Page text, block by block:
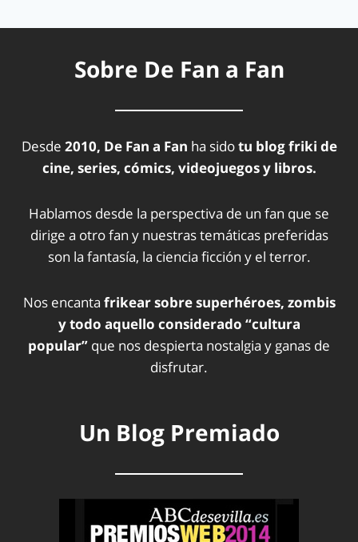
Sobre De Fan a Fan
Desde 2010, De Fan a Fan ha sidotu blog friki de
cine, series, cómics, videojuegos y libros.
Hablamos desde la perspectiva de un fan que se
dirige a otro fan y nuestras temáticas preferidas
son la fantasía, la ciencia ficción y el terror.
Nos encanta frikear sobre superhéroes, zombis
y todo aquello considerado “cultura
popular” que nos despierta nostalgia y ganas de
disfrutar.
Un Blog Premiado